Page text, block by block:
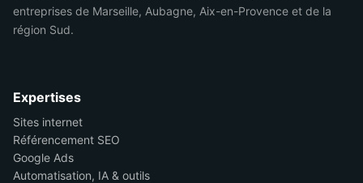
entreprises de Marseille, Aubagne, Aix-en-Provence et de la
région Sud.
Expertises
Sites internet
Référencement SEO
Google Ads
Automatisation, IA & outils